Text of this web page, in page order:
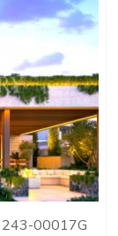
243-00017G